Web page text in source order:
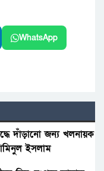
WhatsApp
দাঁড়ানো জন্য খলনায়ক
ইসলাম